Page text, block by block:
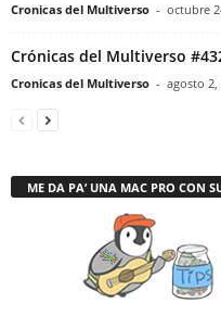
Cronicas del Multiverso - octubre
Crónicas del Multiverso
Cronicas del Multiverso - agosto 2,
ME DA PA’ UNA MAC PRO CON